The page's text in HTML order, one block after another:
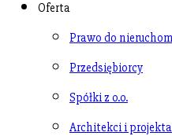
Oferta
Prawo do
Przedsiębiorcy
Spółki z o.o.
Architekci i